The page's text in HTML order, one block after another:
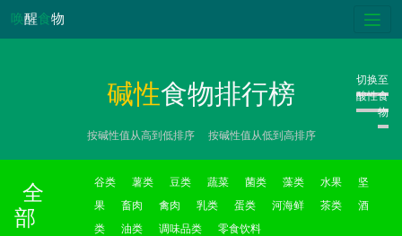
唤醒食物
碱性食物排行榜
切换至
酸性食
物
按碱性值从高到低排序
按碱性值从低到高排序
全
部
谷类 薯类 豆类 蔬菜 菌类 藻类 水果
坚
果
畜肉 禽肉 乳类 蛋类 河海鲜 茶类
酒
类
油类 调味品类 零食饮料